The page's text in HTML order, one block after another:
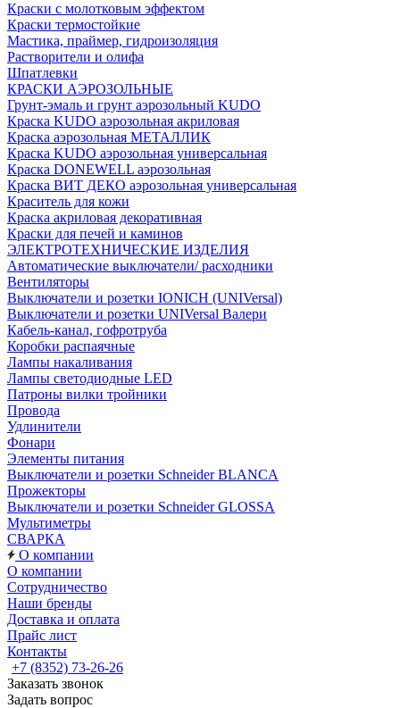
Краски с молотковым эффектом
Краски термостойкие
Мастика, праймер, гидроизоляция
Растворители и олифа
Шпатлевки
КРАСКИ АЭРОЗОЛЬНЫЕ
Грунт-эмаль и грунт аэрозольный KUDO
Краска KUDO аэрозольная акриловая
Краска аэрозольная МЕТАЛЛИК
Краска KUDO аэрозольная универсальная
Краска DONEWELL аэрозольная
Краска ВИТ ДЕКО аэрозольная универсальная
Краситель для кожи
Краска акриловая декоративная
Краски для печей и каминов
ЭЛЕКТРОТЕХНИЧЕСКИЕ ИЗДЕЛИЯ
Автоматические выключатели/ расходники
Вентиляторы
Выключатели и розетки IONICH (UNIVersal)
Выключатели и розетки UNIVersal Валери
Кабель-канал, гофротруба
Коробки распаячные
Лампы накаливания
Лампы светодиодные LED
Патроны вилки тройники
Провода
Удлинители
Фонари
Элементы питания
Выключатели и розетки Schneider BLANCA
Прожекторы
Выключатели и розетки Schneider GLOSSA
Мультиметры
СВАРКА
О компании
О компании
Сотрудничество
Наши бренды
Доставка и оплата
Прайс лист
Контакты
+7 (8352) 73-26-26
Заказать звонок
Задать вопрос